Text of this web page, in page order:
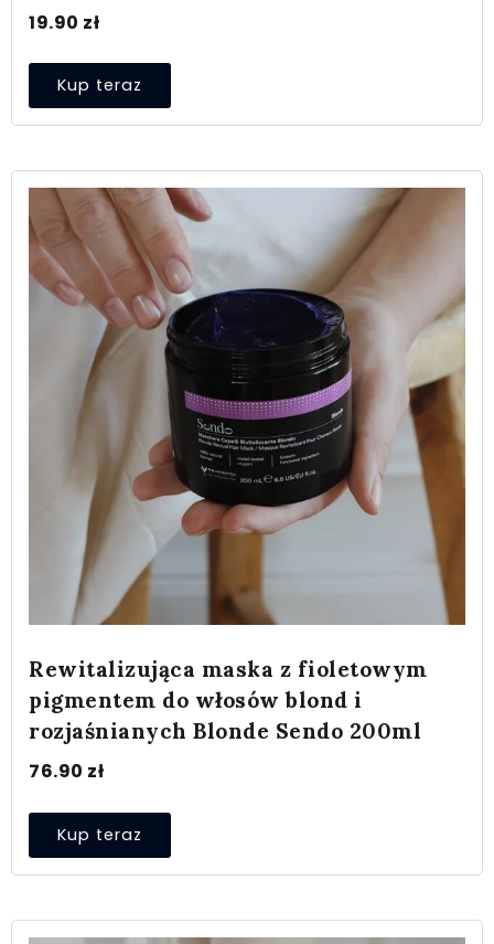
19.90 zł
Kup teraz
Rewitalizująca maska z fioletowym
pigmentem do włosów blond i
rozjaśnianych Blonde Sendo 200ml
76.90 zł
Kup teraz